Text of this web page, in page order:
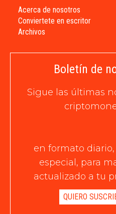
Acerca de nosotros
Conviertete en escritor
Archivos
Boletín de
Sigue las últimas
en formato
especial, para
actualizado a tu
QUIERO